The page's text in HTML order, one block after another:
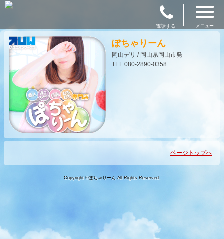
電話する メニュー
ぽちゃりーん
岡山デリ / 岡山県岡山市発
TEL:080-2890-0358
ページトップへ
Copyright ©ぽちゃりーん All Rights Reserved.